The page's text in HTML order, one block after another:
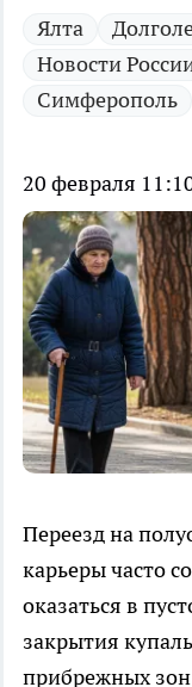
Ялта
Новости
Симферополь
20 февраля
Переезд на
карьеры часто
оказаться в
закрытия
прибрежных зон